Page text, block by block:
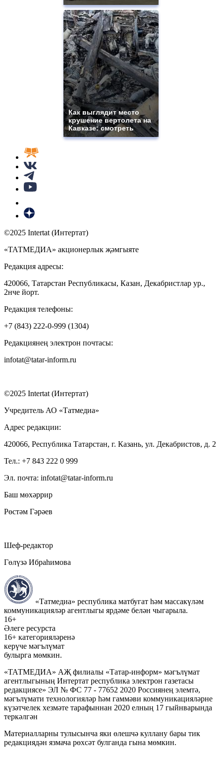
Как выглядит место
крушение вертолета на
Кавказе: смотреть
©2025 Intertat (Интертат)
«ТАТМЕДИА» акционерлык җәмгыяте
Редакция адресы:
420066, Татарстан Республикасы, Казан, Декабристлар ур.,
2нче йорт.
Редакция телефоны:
+7 (843) 222-0-999 (1304)
Редакциянең электрон почтасы:
infotat@tatar-inform.ru
©2025 Intertat (Интертат)
Учредитель АО «Татмедиа»
Адрес редакции:
420066, Республика Татарстан, г. Казань, ул. Декабристов, д. 2
Тел.: +7 843 222 0 999
Эл. почта: infotat@tatar-inform.ru
Баш мөхәррир
Рөстәм Гәрәев
Шеф-редактор
Гөлүзә Ибраһимова
«Татмедиа» республика матбугат һәм массакүләм
коммуникацияләр агентлыгы ярдәме белән чыгарыла.
16+
Әлеге ресурста
16+ категорияләренә
керүче мәгълүмат
булырга мөмкин.
«ТАТМЕДИА» АҖ филиалы «Татар-информ» мәгълүмат
агентлыгының Интертат республика электрон газетасы
редакциясе» ЭЛ № ФС 77 - 77652 2020 Россиянең элемтә,
мәгълүмати технологияләр һәм гаммәви коммуникацияләрне
күзәтчелек хезмәте тарафыннан 2020 елның 17 гыйнварында
теркәлгән
Материалларны тулысынча яки өлешчә куллану бары тик
редакциядән язмача рөхсәт булганда гына мөмкин.